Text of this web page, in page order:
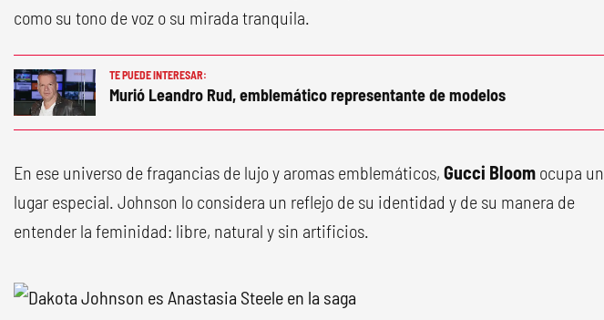
como su tono de voz o su mirada tranquila.
TE PUEDE INTERESAR:
Murió Leandro Rud, emblemático representante de modelos
En ese universo de fragancias de lujo y aromas emblemáticos, Gucci Bloom ocupa un
lugar especial. Johnson lo considera un reflejo de su identidad y de su manera de
entender la feminidad: libre, natural y sin artificios.